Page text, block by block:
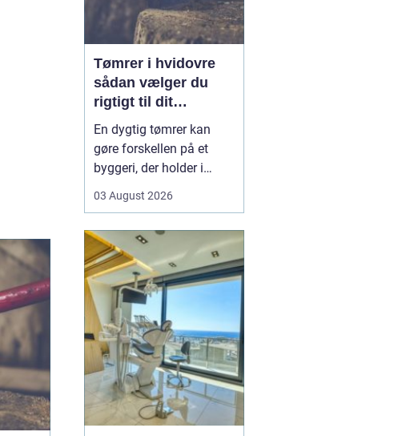
Tømrer i hvidovre
sådan vælger du
rigtigt til dit
byggeprojekt
En dygtig tømrer kan
gøre forskellen på et
byggeri, der holder i
giver dig problemer igen
efter en tømrer i
Hvidovre, handler det
derfor ikke kun om pris.
Det handler om kvalitet,
tryghed og gode løsni...
03 August 2026